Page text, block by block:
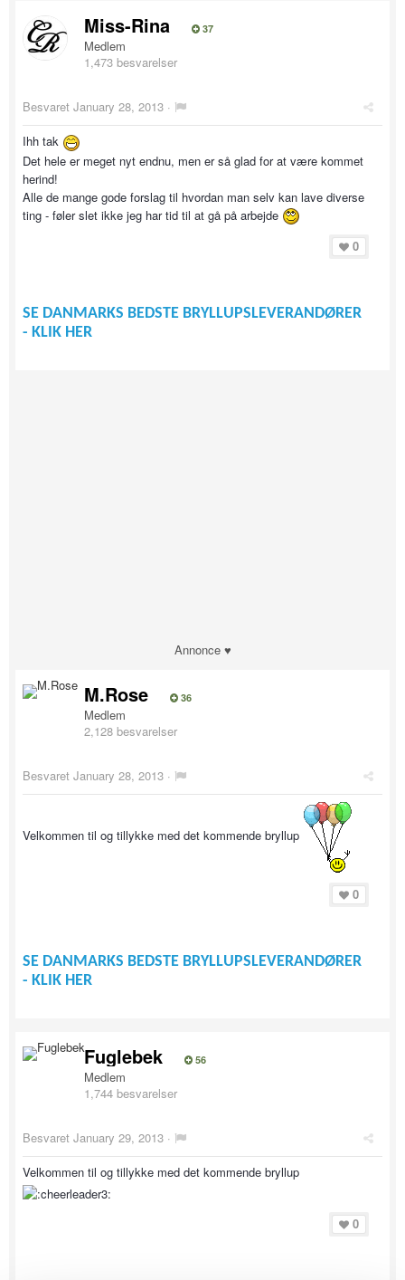
Miss-Rina 37
Medlem
1,473 besvarelser
Besvaret January 28, 2013 ·
Ihh tak
Det hele er meget nyt endnu, men er så glad for at være kommet
herind!
Alle de mange gode forslag til hvordan man selv kan lave diverse
ting - føler slet ikke jeg har tid til at gå på arbejde
0
SE DANMARKS BEDSTE BRYLLUPSLEVERANDØRER
- KLIK HER
Annonce ♥
M.Rose 36
Medlem
2,128 besvarelser
Besvaret January 28, 2013 ·
Velkommen til og tillykke med det kommende bryllup
0
SE DANMARKS BEDSTE BRYLLUPSLEVERANDØRER
- KLIK HER
Fuglebek 56
Medlem
1,744 besvarelser
Besvaret January 29, 2013 ·
Velkommen til og tillykke med det kommende bryllup
0